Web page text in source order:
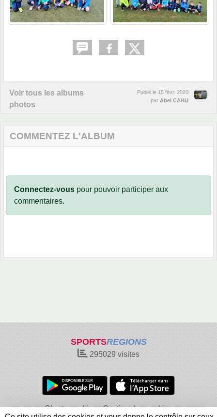
Voir tous les albums
photos
Publié le 15 févr. 2020
par Abel CAHU
COMMENTEZ L'ALBUM
Connectez-vous pour pouvoir participer aux
commentaires.
SPORTSREGIONS
295029 visites
Charte cookies
Gestion des cookies